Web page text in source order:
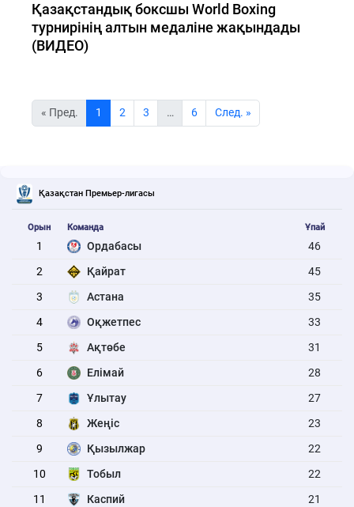
Қазақстандық боксшы World Boxing
турнирінің алтын медаліне жақындады
(ВИДЕО)
« Пред. 1 2 3 … 6 Cлед. »
Қазақстан Премьер-лигасы
Орын Команда Ұпай
1 Ордабасы
46
2
Қайрат
45
3
Астана
35
4
Оқжетпес
33
5
Ақтөбе
31
6
Елімай
28
7
Ұлытау
27
8
Жеңіс
23
9
Қызылжар
22
10
Тобыл
22
11
Каспий
21